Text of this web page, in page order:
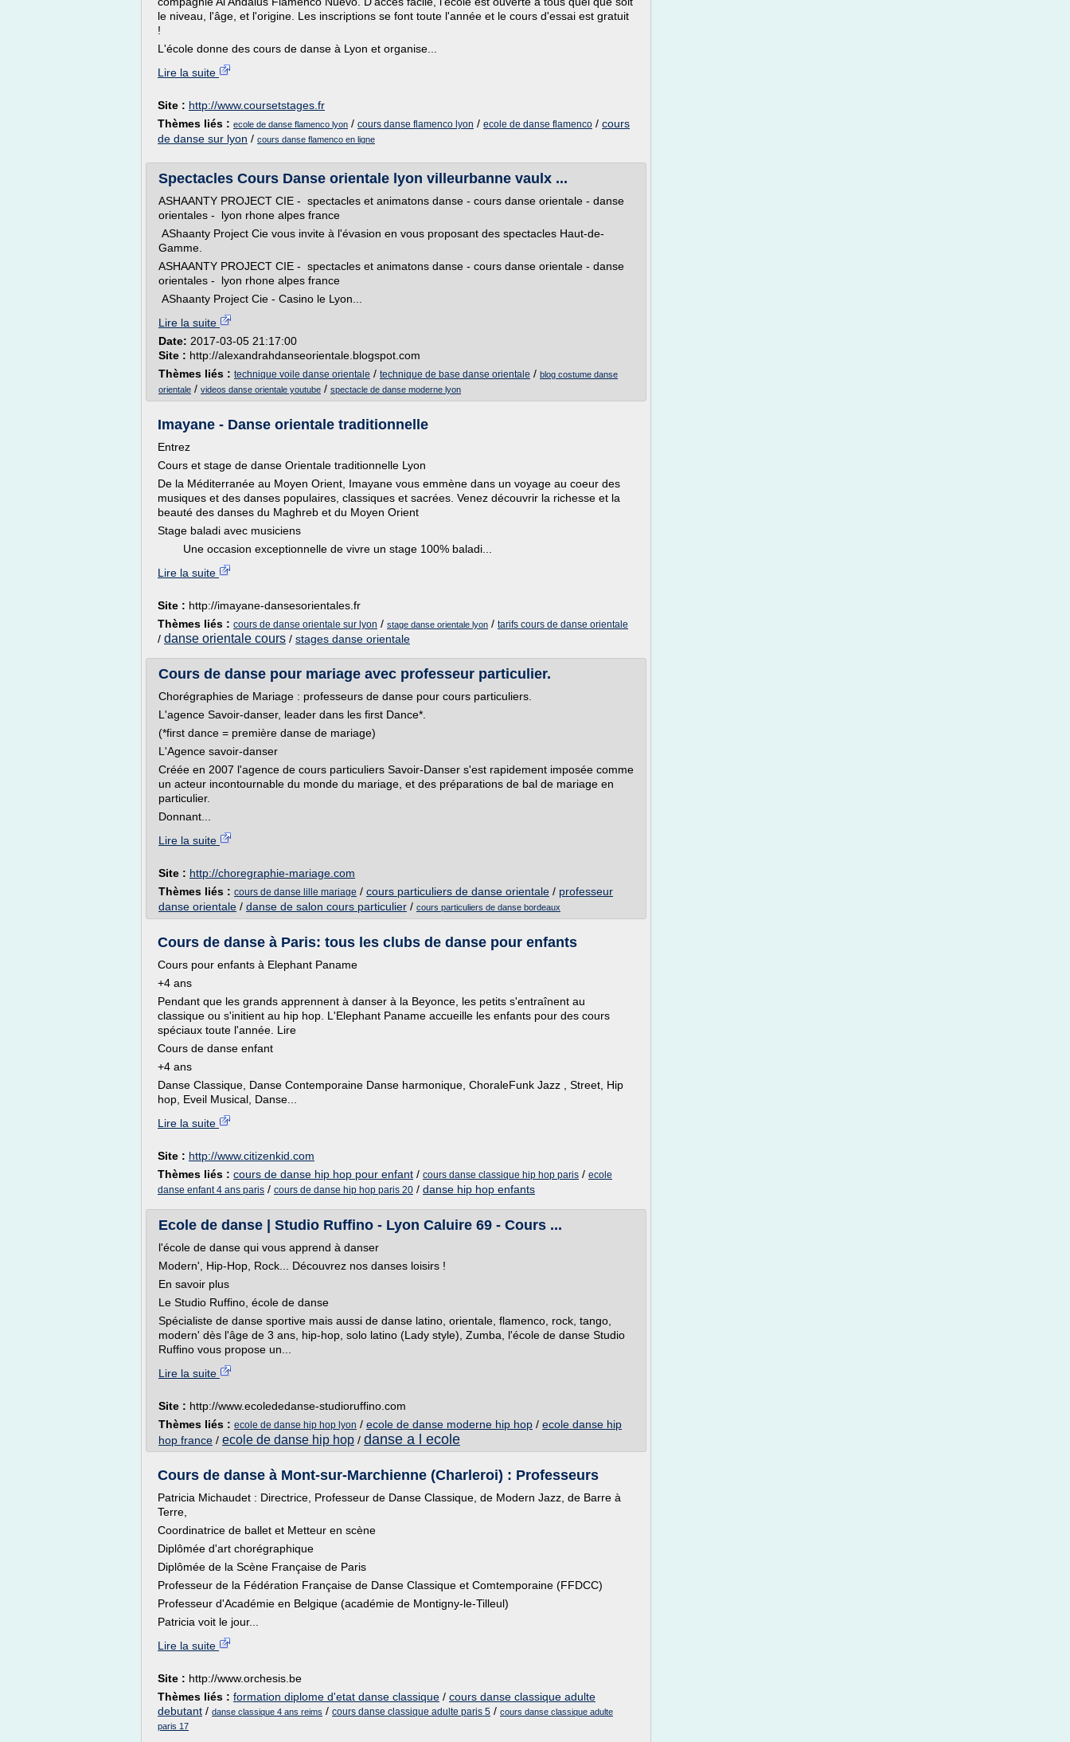
le niveau, l'âge, et l'origine. Les inscriptions se font toute l'année et le cours d'essai est gratuit
!
L'école donne des cours de danse à Lyon et organise...
Lire la suite
Site : http://www.coursetstages.fr
Thèmes liés : ecole de danse flamenco lyon / cours danse flamenco lyon / ecole de danse flamenco / cours
de danse sur lyon / cours danse flamenco en ligne
Spectacles Cours Danse orientale lyon villeurbanne vaulx ...
ASHAANTY PROJECT CIE - spectacles et animatons danse - cours danse orientale - danse
orientales - lyon rhone alpes france
AShaanty Project Cie vous invite à l'évasion en vous proposant des spectacles Haut-de-
Gamme.
ASHAANTY PROJECT CIE - spectacles et animatons danse - cours danse orientale - danse
orientales - lyon rhone alpes france
AShaanty Project Cie - Casino le Lyon...
Lire la suite
Date: 2017-03-05 21:17:00
Site : http://alexandrahdanseorientale.blogspot.com
Thèmes liés : technique voile danse orientale / technique de base danse orientale / blog costume danse
orientale / videos danse orientale youtube / spectacle de danse moderne lyon
Imayane - Danse orientale traditionnelle
Entrez
Cours et stage de danse Orientale traditionnelle Lyon
De la Méditerranée au Moyen Orient, Imayane vous emmène dans un voyage au coeur des
musiques et des danses populaires, classiques et sacrées. Venez découvrir la richesse et la
beauté des danses du Maghreb et du Moyen Orient
Stage baladi avec musiciens
Une occasion exceptionnelle de vivre un stage 100% baladi...
Lire la suite
Site : http://imayane-dansesorientales.fr
Thèmes liés : cours de danse orientale sur lyon / stage danse orientale lyon / tarifs cours de danse orientale
/ danse orientale cours / stages danse orientale
Cours de danse pour mariage avec professeur particulier.
Chorégraphies de Mariage : professeurs de danse pour cours particuliers.
L'agence Savoir-danser, leader dans les first Dance*.
(*first dance = première danse de mariage)
L'Agence savoir-danser
Créée en 2007 l'agence de cours particuliers Savoir-Danser s'est rapidement imposée comme
un acteur incontournable du monde du mariage, et des préparations de bal de mariage en
particulier.
Donnant...
Lire la suite
Site : http://choregraphie-mariage.com
Thèmes liés : cours de danse lille mariage / cours particuliers de danse orientale / professeur
danse orientale / danse de salon cours particulier / cours particuliers de danse bordeaux
Cours de danse à Paris: tous les clubs de danse pour enfants
Cours pour enfants à Elephant Paname
+4 ans
Pendant que les grands apprennent à danser à la Beyonce, les petits s'entraînent au
classique ou s'initient au hip hop. L'Elephant Paname accueille les enfants pour des cours
spéciaux toute l'année. Lire
Cours de danse enfant
+4 ans
Danse Classique, Danse Contemporaine Danse harmonique, ChoraleFunk Jazz , Street, Hip
hop, Eveil Musical, Danse...
Lire la suite
Site : http://www.citizenkid.com
Thèmes liés : cours de danse hip hop pour enfant / cours danse classique hip hop paris / ecole
danse enfant 4 ans paris / cours de danse hip hop paris 20 / danse hip hop enfants
Ecole de danse | Studio Ruffino - Lyon Caluire 69 - Cours ...
l'école de danse qui vous apprend à danser
Modern', Hip-Hop, Rock... Découvrez nos danses loisirs !
En savoir plus
Le Studio Ruffino, école de danse
Spécialiste de danse sportive mais aussi de danse latino, orientale, flamenco, rock, tango,
modern' dès l'âge de 3 ans, hip-hop, solo latino (Lady style), Zumba, l'école de danse Studio
Ruffino vous propose un...
Lire la suite
Site : http://www.ecolededanse-studioruffino.com
Thèmes liés : ecole de danse hip hop lyon / ecole de danse moderne hip hop / ecole danse hip
hop france / ecole de danse hip hop / danse a l ecole
Cours de danse à Mont-sur-Marchienne (Charleroi) : Professeurs
Patricia Michaudet : Directrice, Professeur de Danse Classique, de Modern Jazz, de Barre à
Terre,
Coordinatrice de ballet et Metteur en scène
Diplômée d'art chorégraphique
Diplômée de la Scène Française de Paris
Professeur de la Fédération Française de Danse Classique et Comtemporaine (FFDCC)
Professeur d'Académie en Belgique (académie de Montigny-le-Tilleul)
Patricia voit le jour...
Lire la suite
Site : http://www.orchesis.be
Thèmes liés : formation diplome d'etat danse classique / cours danse classique adulte
debutant / danse classique 4 ans reims / cours danse classique adulte paris 5 / cours danse classique adulte
paris 17